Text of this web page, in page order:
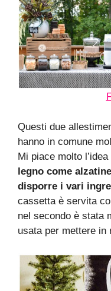
Questi due
hanno in comune
Mi piace molto l’idea
legno come
disporre i vari
cassetta è servita
nel secondo è stata
usata per mettere